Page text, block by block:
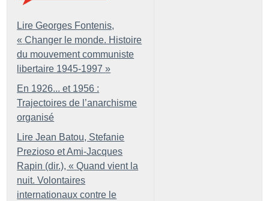
Lire Georges Fontenis,
« Changer le monde. Histoire
du mouvement communiste
libertaire 1945-1997 »
En 1926... et 1956 :
Trajectoires de l’anarchisme
organisé
Lire Jean Batou, Stefanie
Prezioso et Ami-Jacques
Rapin (dir.), « Quand vient la
nuit. Volontaires
internationaux contre le